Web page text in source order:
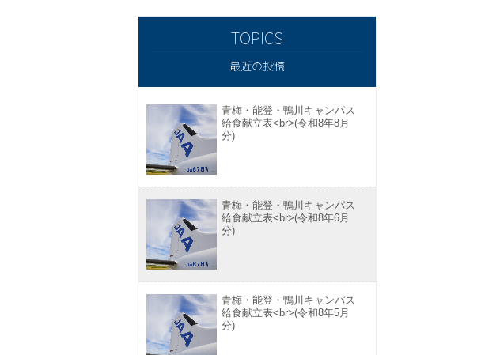
最近の投稿
青梅・能登・鴨川キャンパス
給食献立表<br>(令和8年8月
分)
青梅・能登・鴨川キャンパス
給食献立表<br>(令和8年6月
分)
青梅・能登・鴨川キャンパス
給食献立表<br>(令和8年5月
分)